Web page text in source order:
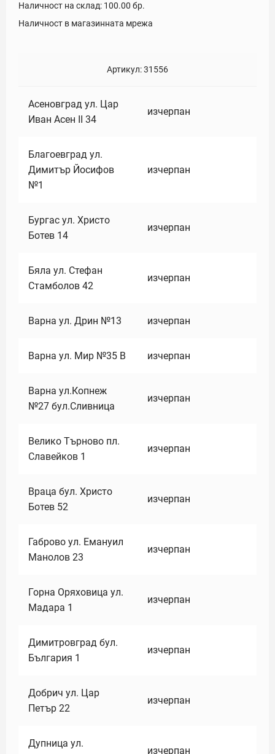
Наличност на склад: 100.00 бр.
Наличност в магазинната мрежа
Артикул:31556
Асеновград ул. Цар
Иван Асен II 34
изчерпан
Благоевград ул.
Димитър Йосифов
№1
изчерпан
Бургас ул. Христо
Ботев 14
изчерпан
Бяла ул. Стефан
Стамболов 42
изчерпан
Варна ул. Дрин №13 изчерпан
Варна ул. Мир №35 В изчерпан
Варна ул.Копнеж
№27 бул.Сливница
изчерпан
Велико Търново пл.
Славейков 1
изчерпан
Враца бул. Христо
Ботев 52
изчерпан
Габрово ул. Емануил
Манолов 23
изчерпан
Горна Оряховица ул.
Мадара 1
изчерпан
Димитровград бул.
България 1
изчерпан
Добрич ул. Цар
Петър 22
изчерпан
Дупница ул.
изчерпан